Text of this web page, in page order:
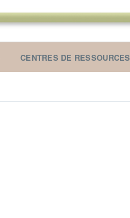
CENTRES DE RESSOURCES